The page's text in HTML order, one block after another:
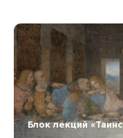
Блок лекций